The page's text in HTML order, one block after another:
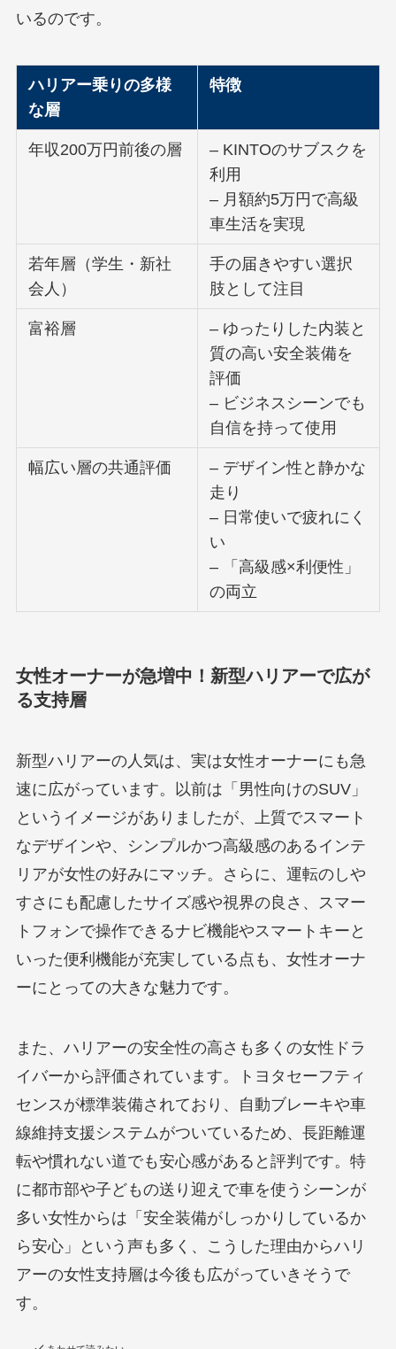
いるのです。
ハリアー乗りの多様
な層
特徴
年収200万円前後の層
– KINTOのサブスクを
利用
– 月額約5万円で高級
車生活を実現
若年層（学生・新社
会人）
手の届きやすい選択
肢として注目
富裕層
– ゆったりした内装と
質の高い安全装備を
評価
– ビジネスシーンでも
自信を持って使用
幅広い層の共通評価
– デザイン性と静かな
走り
– 日常使いで疲れにく
い
– 「高級感×利便性」
の両立
女性オーナーが急増中！新型ハリアーで広が
る支持層
新型ハリアーの人気は、実は女性オーナーにも急
速に広がっています。以前は「男性向けのSUV」
というイメージがありましたが、上質でスマート
なデザインや、シンプルかつ高級感のあるインテ
リアが女性の好みにマッチ。さらに、運転のしや
すさにも配慮したサイズ感や視界の良さ、スマー
トフォンで操作できるナビ機能やスマートキーと
いった便利機能が充実している点も、女性オーナ
ーにとっての大きな魅力です。
また、ハリアーの安全性の高さも多くの女性ドラ
イバーから評価されています。トヨタセーフティ
センスが標準装備されており、自動ブレーキや車
線維持支援システムがついているため、長距離運
転や慣れない道でも安心感があると評判です。特
に都市部や子どもの送り迎えで車を使うシーンが
多い女性からは「安全装備がしっかりしているか
ら安心」という声も多く、こうした理由からハリ
アーの女性支持層は今後も広がっていきそうで
す。